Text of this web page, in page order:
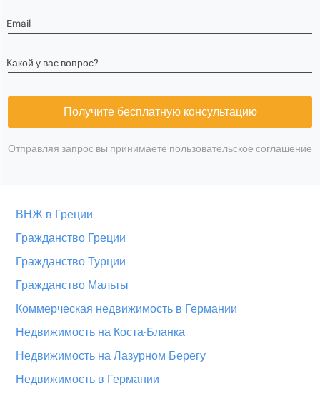
Email
Какой у вас вопрос?
Получите бесплатную консультацию
Отправляя запрос вы принимаете пользовательское соглашение
ВНЖ в Греции
Гражданство Греции
Гражданство Турции
Гражданство Мальты
Коммерческая недвижимость в Германии
Недвижимость на Коста-Бланка
Недвижимость на Лазурном Берегу
Недвижимость в Германии